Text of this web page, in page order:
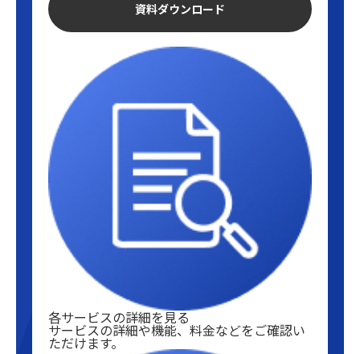
資料ダウンロード
各サービスの詳細を見る
サービスの詳細や機能、料金などをご確認い
ただけます。